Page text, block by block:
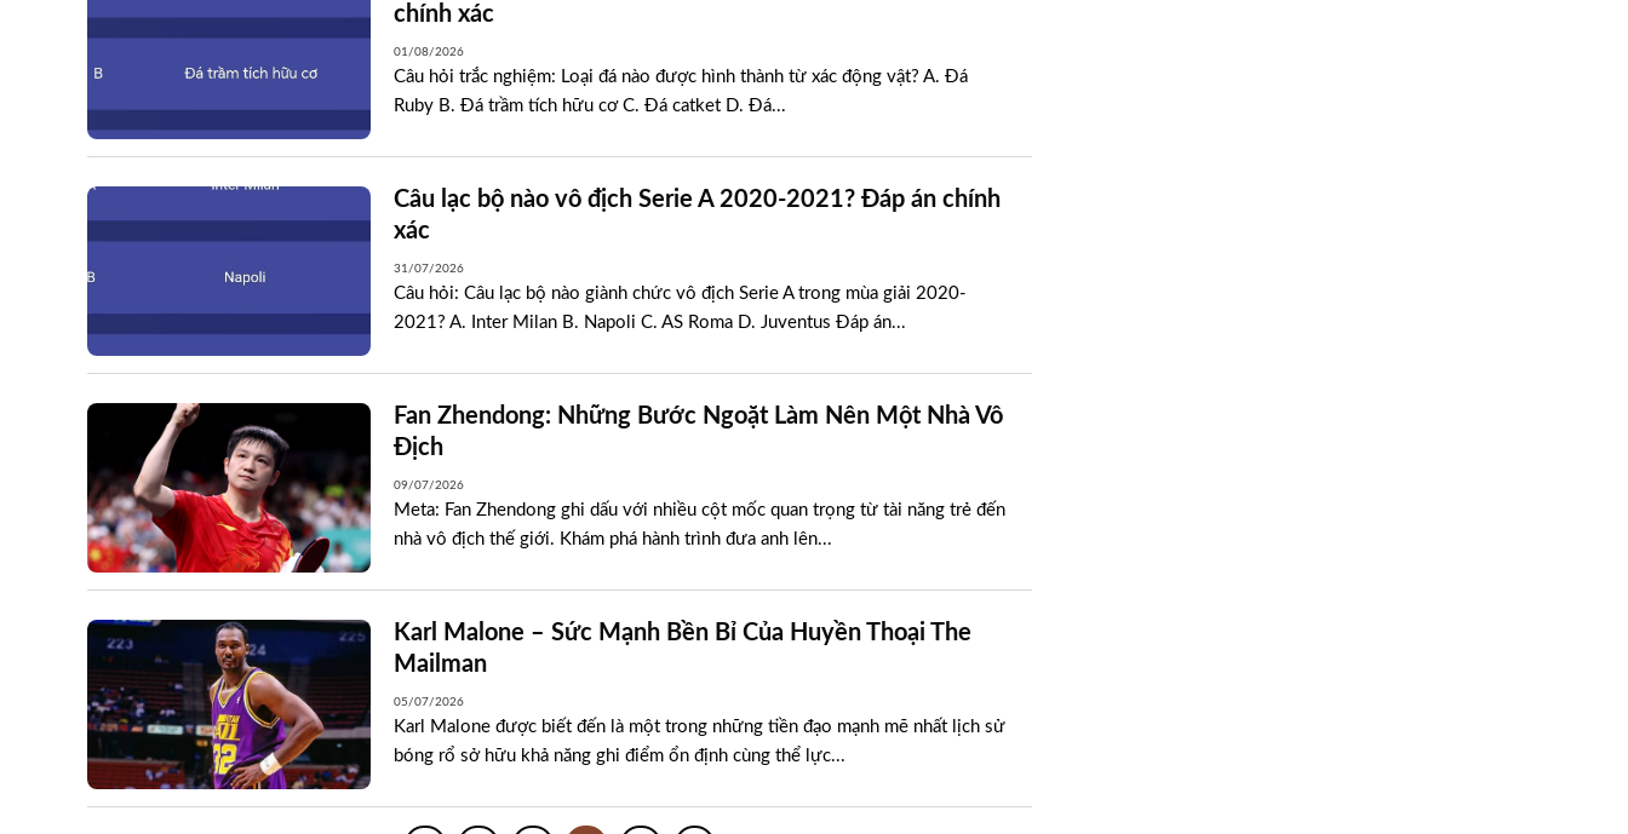
chính xác
01/08/2026
Câu hỏi trắc nghiệm: Loại đá nào được hình thành từ xác động vật? A. Đá
Ruby B. Đá trầm tích hữu cơ C. Đá catket D. Đá...
Câu lạc bộ nào vô địch Serie A 2020-2021? Đáp án chính
xác
31/07/2026
Câu hỏi: Câu lạc bộ nào giành chức vô địch Serie A trong mùa giải 2020-
2021? A. Inter Milan B. Napoli C. AS Roma D. Juventus Đáp án...
Fan Zhendong: Những Bước Ngoặt Làm Nên Một Nhà Vô
Địch
09/07/2026
Meta: Fan Zhendong ghi dấu với nhiều cột mốc quan trọng từ tài năng trẻ đến
nhà vô địch thế giới. Khám phá hành trình đưa anh lên...
Karl Malone – Sức Mạnh Bền Bỉ Của Huyền Thoại The
Mailman
05/07/2026
Karl Malone được biết đến là một trong những tiền đạo mạnh mẽ nhất lịch sử
bóng rổ sở hữu khả năng ghi điểm ổn định cùng thể lực...